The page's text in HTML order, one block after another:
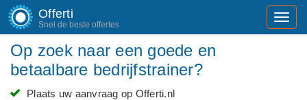
Offerti
Snel de beste offertes
Op zoek naar een goede en
betaalbare bedrijfstrainer?
Plaats uw aanvraag op Offerti.nl